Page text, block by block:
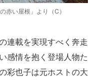
赤い屋根」より（C）
連載を実現すべく奔走
感情を抱く登場人物た
彩也子は元ホストの大